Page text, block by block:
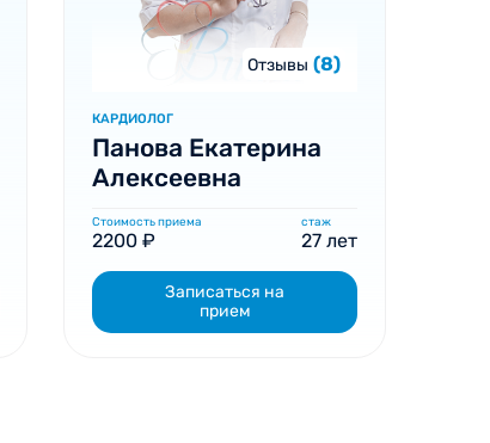
Отзывы (8)
КАРДИОЛОГ
Панова Екатерина
Алексеевна
Стоимость приема
2200 ₽
стаж
27 лет
Записаться на
прием